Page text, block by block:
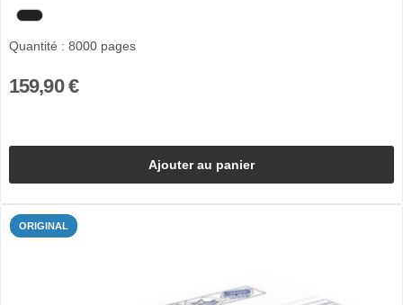
Quantité : 8000 pages
159,90 €
Ajouter au panier
ORIGINAL